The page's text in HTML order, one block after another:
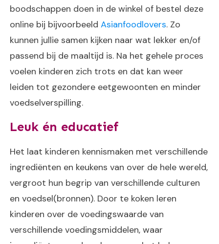
boodschappen doen in de winkel of bestel deze
online bij bijvoorbeeld Asianfoodlovers. Zo
kunnen jullie samen kijken naar wat lekker en/of
passend bij de maaltijd is. Na het gehele proces
voelen kinderen zich trots en dat kan weer
leiden tot gezondere eetgewoonten en minder
voedselverspilling.
Leuk én educatief
Het laat kinderen kennismaken met verschillende
ingrediënten en keukens van over de hele wereld,
vergroot hun begrip van verschillende culturen
en voedsel(bronnen). Door te koken leren
kinderen over de voedingswaarde van
verschillende voedingsmiddelen, waar